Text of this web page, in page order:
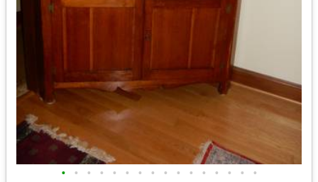
• • • • • • • • • • • • • • • •